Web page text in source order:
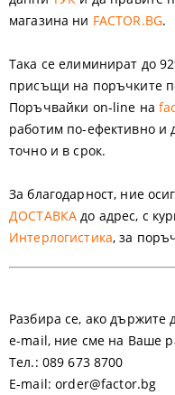
магазина ни FACTOR.BG.
Така се елиминират до
присъщи на поръчките
Поръчвайки on-line на
работим по-ефективно и
точно и в срок.
За благодарност, ние
ДОСТАВКА до адрес, с
Интерлогистика, за
Разбира се, ако
e-mail, ние сме на Ваше
Тел.: 089 673 8700
E-mail: order@factor.bg